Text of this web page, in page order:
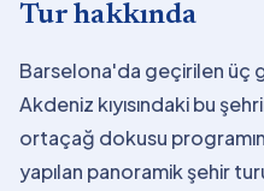
Tur hakkında
Barselona'da geçirilen üç
Akdeniz kıyısındaki bu
ortaçağ dokusu
yapılan panoramik şehir